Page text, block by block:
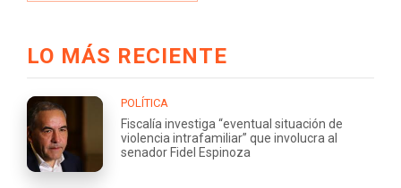
LO MÁS RECIENTE
POLÍTICA
Fiscalía investiga “eventual situación de
violencia intrafamiliar” que involucra al
senador Fidel Espinoza